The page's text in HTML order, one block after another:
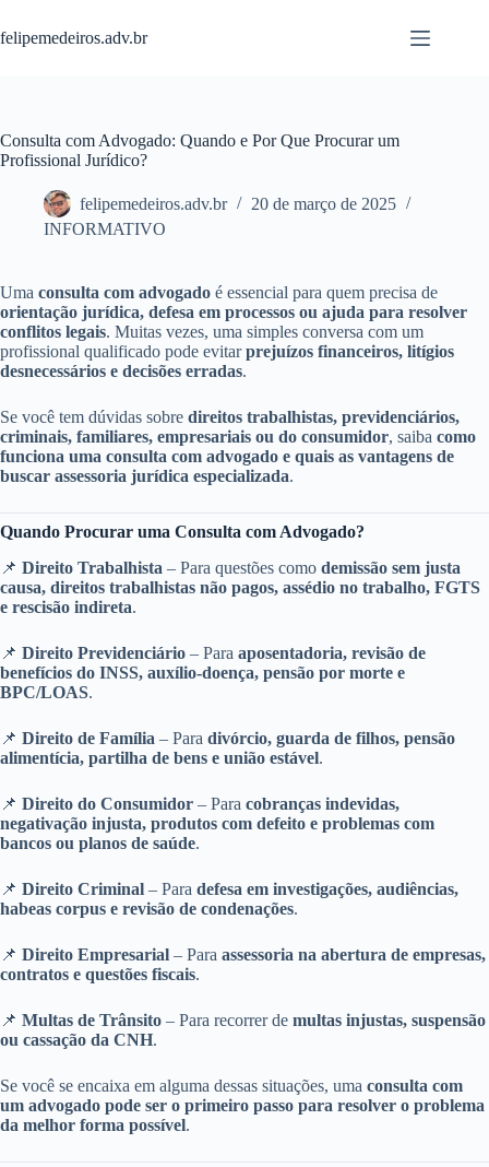
para
o
felipemedeiros.adv.br
Consulta com Advogado: Quando e Por Que Procurar um
Profissional Jurídico?
felipemedeiros.adv.br
20 de março de 2025
INFORMATIVO
Uma consulta com advogado é essencial para quem precisa de
orientação jurídica, defesa em processos ou ajuda para resolver
conflitos legais. Muitas vezes, uma simples conversa com um
profissional qualificado pode evitarprejuízos financeiros, litígios
desnecessários e decisões erradas.
Se você tem dúvidas sobre direitos trabalhistas, previdenciários,
criminais, familiares, empresariais ou do consumidor, saiba como
funciona uma consulta com advogado e quais as vantagens de
buscar assessoria jurídica especializada.
Quando Procurar uma Consulta com Advogado?
📌 Direito Trabalhista – Para questões como demissão sem justa
causa, direitos trabalhistas não pagos, assédio no trabalho, FGTS
e rescisão indireta.
📌 Direito Previdenciário – Para aposentadoria, revisão de
benefícios do INSS, auxílio-doença, pensão por morte e
BPC/LOAS.
📌 Direito de Família – Para divórcio, guarda de filhos, pensão
alimentícia, partilha de bens e união estável.
📌 Direito do Consumidor – Para cobranças indevidas,
negativação injusta, produtos com defeito e problemas com
bancos ou planos de saúde.
📌 Direito Criminal – Para defesa em investigações, audiências,
habeas corpus e revisão de condenações.
📌 Direito Empresarial – Para assessoria na abertura de empresas,
contratos e questões fiscais.
📌 Multas de Trânsito – Para recorrer de multas injustas, suspensão
ou cassação da CNH.
Se você se encaixa em alguma dessas situações, uma consulta com
um advogado pode ser o primeiro passo para resolver o problema
da melhor forma possível.